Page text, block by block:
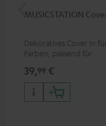
MUSICSTATION
Dekoratives Cover in
Farben, passend für
39,99 €